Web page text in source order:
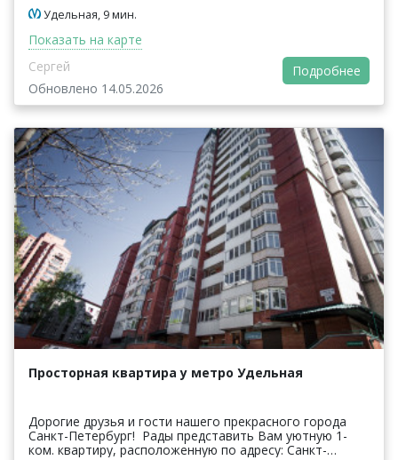
Удельная, 9 мин.
Показать на карте
Сергей
Обновлено 14.05.2026
Подробнее
Просторная квартира у метро Удельная
Дорогие друзья и гости нашего прекрасного города
Санкт-Петербург! Рады представить Вам уютную 1-
ком. квартиру, расположенную по адресу: Санкт-